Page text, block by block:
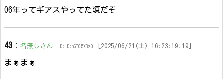
06年ってギアスやってた頃だぞ
43 ： 名無しさん ID:ID:nGT05XBz0 [2025/06/21(土) 16:23:19.19]
まぁまぁ